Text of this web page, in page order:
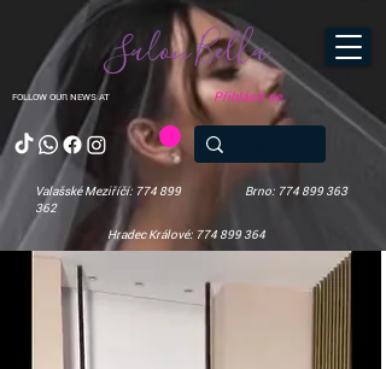
FOLLOW OUR NEWS AT
Salon Bella
Valašské Meziříčí: 774 899
362
Brno: 774 899 363
Hradec Králové: 774 899 364
Přihlásit se